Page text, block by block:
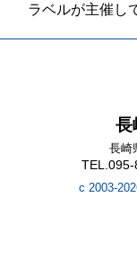
ラベルが主催し
長
長崎
c 2003-